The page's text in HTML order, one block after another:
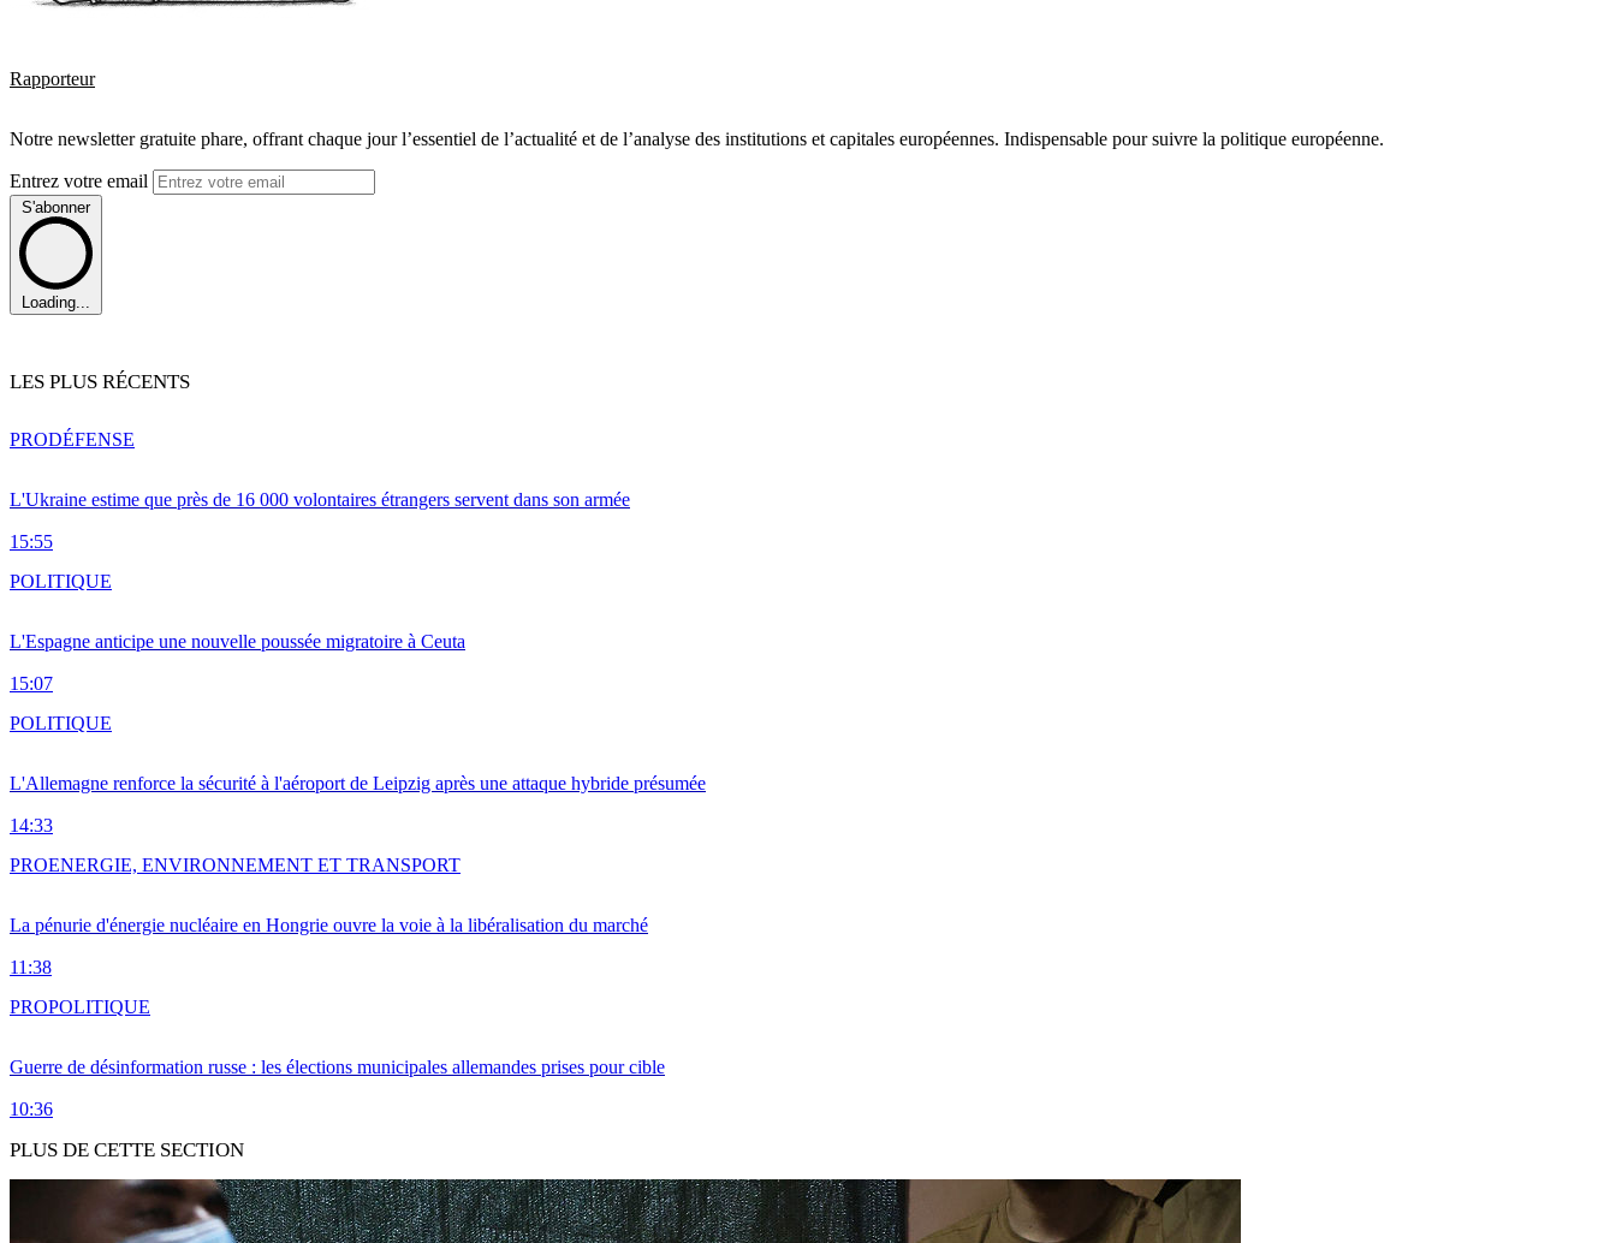
Rapporteur
Notre newsletter gratuite phare, offrant chaque jour l’essentiel de l’actualité et de l’analyse des institutions et capitales européennes. Indispensable pour suivre la politique européenne.
Entrez votre email
S'abonner
Loading...
LES PLUS RÉCENTS
L'Ukraine estime que près de 16 000 volontaires étrangers servent dans son armée
15:55
PRODÉFENSE
L'Espagne anticipe une nouvelle poussée migratoire à Ceuta
15:07
POLITIQUE
L'Allemagne renforce la sécurité à l'aéroport de Leipzig après une attaque hybride présumée
14:33
POLITIQUE
La pénurie d'énergie nucléaire en Hongrie ouvre la voie à la libéralisation du marché
11:38
PROENERGIE, ENVIRONNEMENT ET TRANSPORT
Guerre de désinformation russe : les élections municipales allemandes prises pour cible
10:36
PROPOLITIQUE
PLUS DE CETTE SECTION